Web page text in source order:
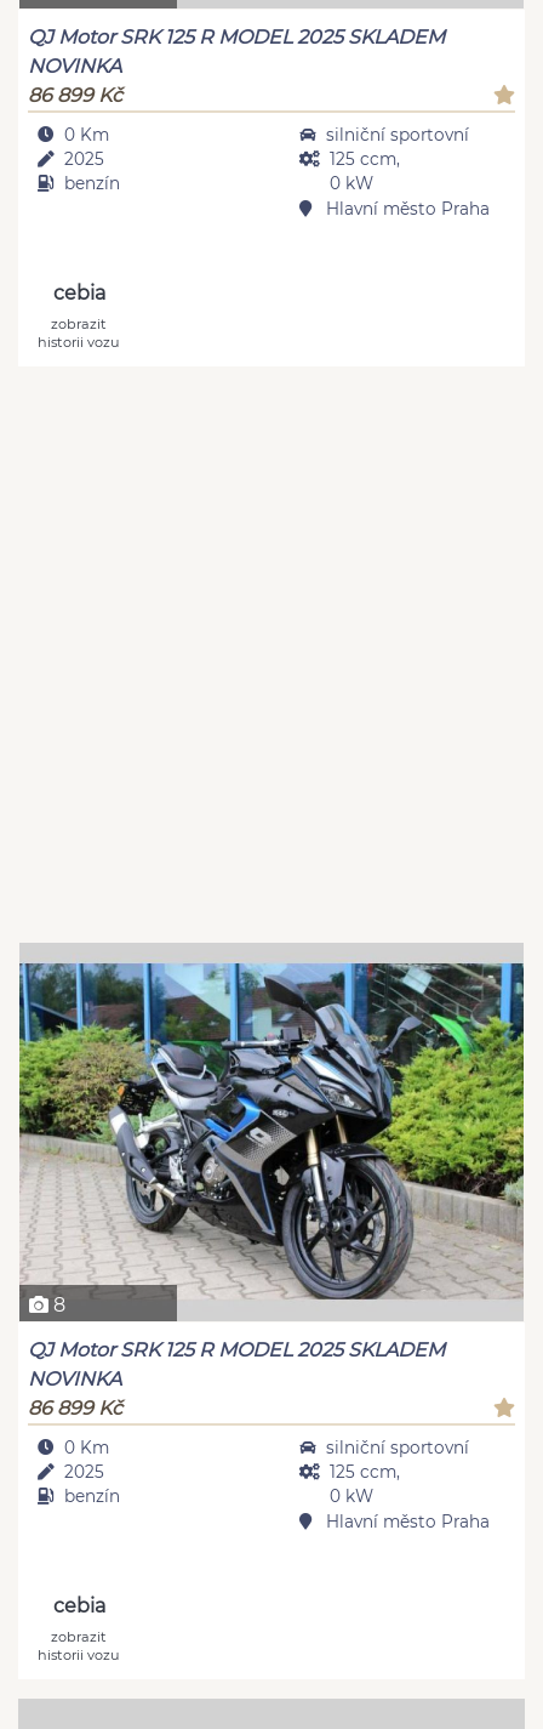
QJ Motor SRK 125 R MODEL 2025 SKLADEM
NOVINKA
86 899 Kč
0 Km
2025
benzín
silniční sportovní
125 ccm,
0 kW
Hlavní město Praha
cebia
zobrazit
historii vozu
8
QJ Motor SRK 125 R MODEL 2025 SKLADEM
NOVINKA
86 899 Kč
0 Km
2025
benzín
silniční sportovní
125 ccm,
0 kW
Hlavní město Praha
cebia
zobrazit
historii vozu